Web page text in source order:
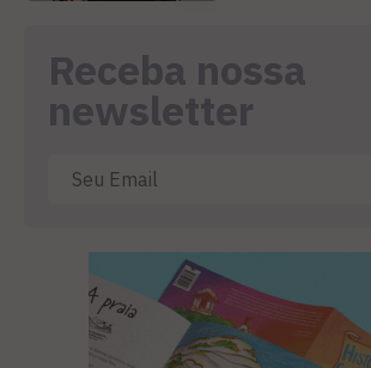
Receba nossa
newsletter